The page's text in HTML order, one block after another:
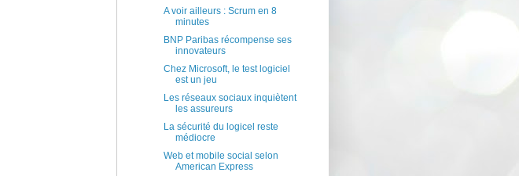
A voir ailleurs : Scrum en 8
minutes
BNP Paribas récompense ses
innovateurs
Chez Microsoft, le test logiciel
est un jeu
Les réseaux sociaux inquiètent
les assureurs
La sécurité du logicel reste
médiocre
Web et mobile social selon
American Express